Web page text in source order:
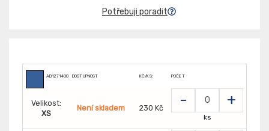
Potřebuji poradit
AD1271400 DOSTUPNOST KČ/KS: POČET
Velikost:
XS
Není skladem 230 Kč - +
ks